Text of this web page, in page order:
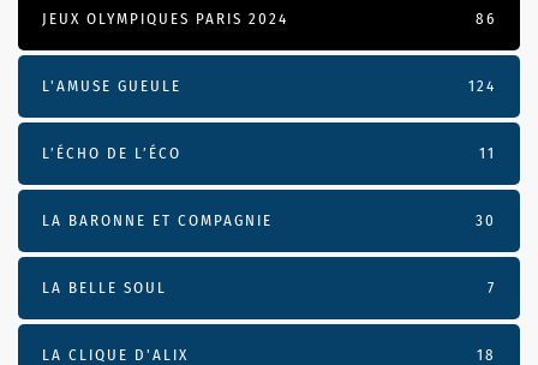
JEUX OLYMPIQUES PARIS 2024 86
L'AMUSE GUEULE 124
L’ÉCHO DE L’ÉCO 11
LA BARONNE ET COMPAGNIE 30
LA BELLE SOUL 7
LA CLIQUE D'ALIX 18